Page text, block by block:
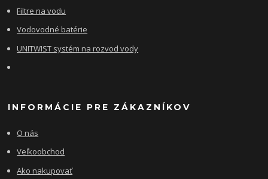
Filtre na vodu
Vodovodné batérie
UNITWIST systém na rozvod vody
INFORMÁCIE PRE ZÁKAZNÍKOV
O nás
Veľkoobchod
Ako nakupovať